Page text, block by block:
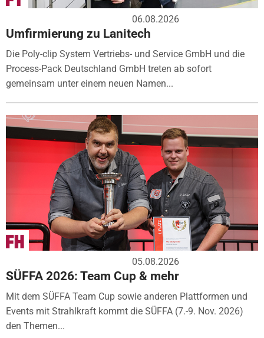
06.08.2026
Umfirmierung zu Lanitech
Die Poly-clip System Vertriebs- und Service GmbH und die
Process-Pack Deutschland GmbH treten ab sofort
gemeinsam unter einem neuen Namen...
05.08.2026
SÜFFA 2026: Team Cup & mehr
Mit dem SÜFFA Team Cup sowie anderen Plattformen und
Events mit Strahlkraft kommt die SÜFFA (7.-9. Nov. 2026)
den Themen...